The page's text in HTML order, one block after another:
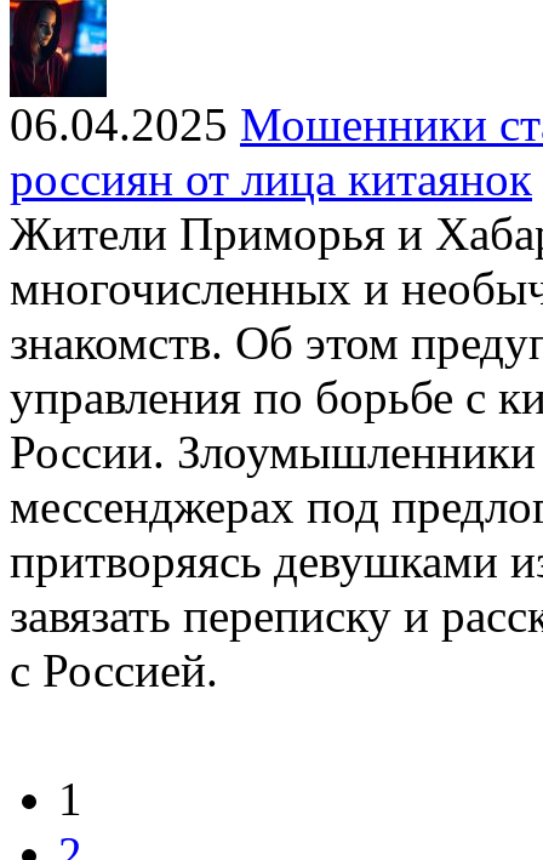
06.04.2025 Мошенники
россиян от лица китаянок
Жители Приморья и
многочисленных и
знакомств. Об этом
управления по борьбе с
России. Злоумышленники
мессенджерах под
притворяясь девушками
завязать переписку и
с Россией.
1